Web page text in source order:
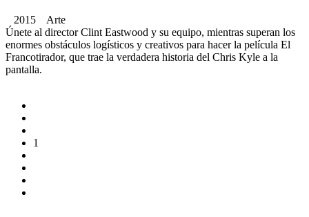
2015 Arte
Únete al director Clint Eastwood y su equipo, mientras superan los
enormes obstáculos logísticos y creativos para hacer la película El
Francotirador, que trae la verdadera historia del Chris Kyle a la
pantalla.
1